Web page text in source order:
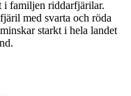
i familjen riddarfjärilar.
med svarta och röda
starkt i hela landet